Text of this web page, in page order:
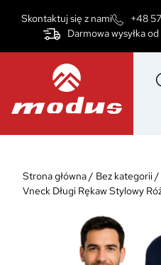
Skontaktuj się z nami +48
Darmowa wysyłka od
Strona główna/ Bez kategorii/
Vneck Długi Rękaw Stylowy